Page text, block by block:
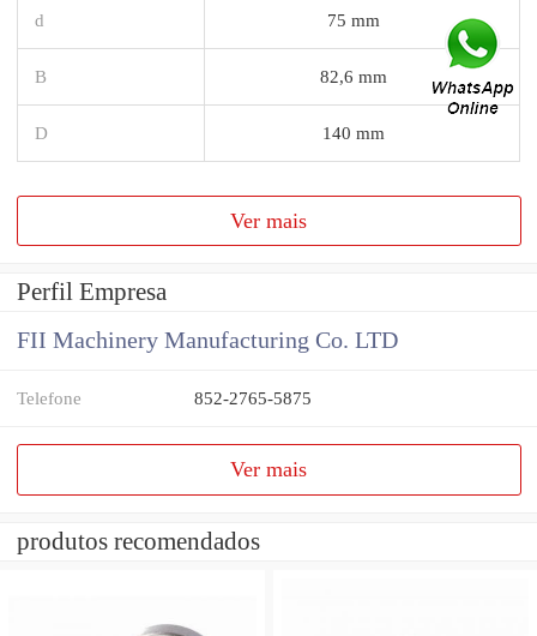
d 75 mm
B 82,6 mm
D 140 mm
Ver mais
Perfil Empresa
FII Machinery Manufacturing Co. LTD
Telefone 852-2765-5875
Ver mais
produtos recomendados